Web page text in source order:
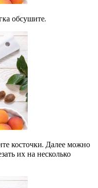
обсушите.
косточки. Далее можно
их на несколько